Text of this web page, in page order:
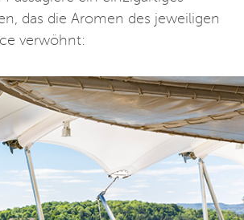
das die Aromen des jeweiligen
verwöhnt: